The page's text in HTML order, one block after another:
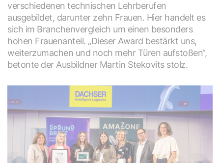
verschiedenen technischen Lehrberufen
ausgebildet, darunter zehn Frauen. Hier handelt es
sich im Branchenvergleich um einen besonders
hohen Frauenanteil. „Dieser Award bestärkt uns,
weiterzumachen und noch mehr Türen aufstoßen“,
betonte der Ausbildner Martin Stekovits stolz.